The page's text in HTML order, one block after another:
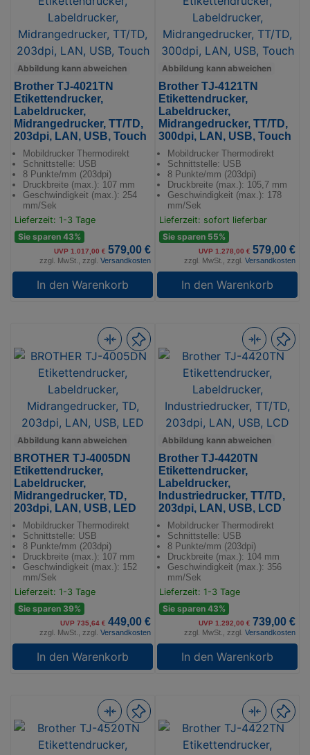
Abbildung kann abweichen
Brother TJ-4021TN
Etikettendrucker,
Labeldrucker,
Midrangedrucker, TT/TD,
203dpi, LAN, USB, Touch
Mobildrucker Thermodirekt
Schnittstelle: USB
8 Punkte/mm (203dpi)
Druckbreite (max.): 107 mm
Geschwindigkeit (max.): 254
mm/Sek
Lieferzeit: 1-3 Tage
Sie sparen 43%
UVP 1.017,00 € 579,00 €
zzgl. MwSt., zzgl. Versandkosten
In den Warenkorb
Abbildung kann abweichen
Brother TJ-4121TN
Etikettendrucker,
Labeldrucker,
Midrangedrucker, TT/TD,
300dpi, LAN, USB, Touch
Mobildrucker Thermodirekt
Schnittstelle: USB
8 Punkte/mm (203dpi)
Druckbreite (max.): 105,7 mm
Geschwindigkeit (max.): 178
mm/Sek
Lieferzeit: sofort lieferbar
Sie sparen 55%
UVP 1.278,00 € 579,00 €
zzgl. MwSt., zzgl. Versandkosten
In den Warenkorb
Abbildung kann abweichen
BROTHER TJ-4005DN
Etikettendrucker,
Labeldrucker,
Midrangedrucker, TD,
203dpi, LAN, USB, LED
Mobildrucker Thermodirekt
Schnittstelle: USB
8 Punkte/mm (203dpi)
Druckbreite (max.): 107 mm
Geschwindigkeit (max.): 152
mm/Sek
Lieferzeit: 1-3 Tage
Sie sparen 39%
UVP 735,64 € 449,00 €
zzgl. MwSt., zzgl. Versandkosten
In den Warenkorb
Abbildung kann abweichen
Brother TJ-4420TN
Etikettendrucker,
Labeldrucker,
Industriedrucker, TT/TD,
203dpi, LAN, USB, LCD
Mobildrucker Thermodirekt
Schnittstelle: USB
8 Punkte/mm (203dpi)
Druckbreite (max.): 104 mm
Geschwindigkeit (max.): 356
mm/Sek
Lieferzeit: 1-3 Tage
Sie sparen 43%
UVP 1.292,00 € 739,00 €
zzgl. MwSt., zzgl. Versandkosten
In den Warenkorb